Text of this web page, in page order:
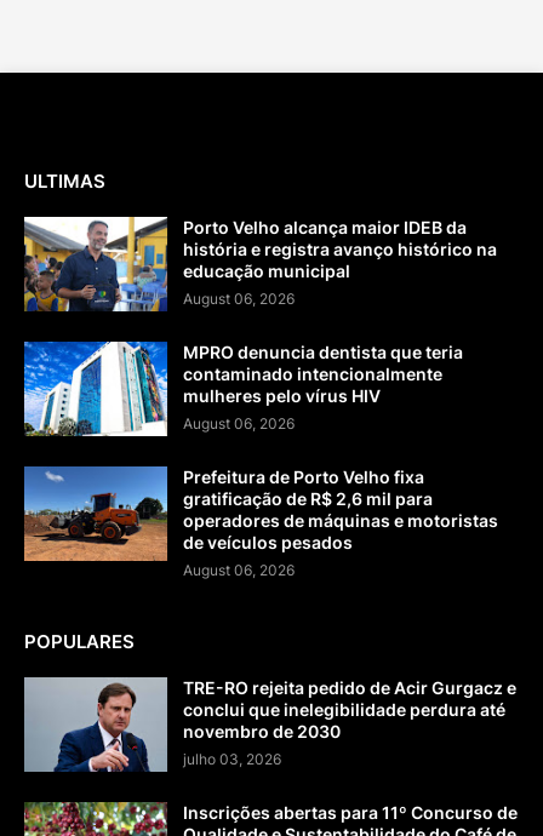
ULTIMAS
Porto Velho alcança maior IDEB da
história e registra avanço histórico na
educação municipal
August 06, 2026
MPRO denuncia dentista que teria
contaminado intencionalmente
mulheres pelo vírus HIV
August 06, 2026
Prefeitura de Porto Velho fixa
gratificação de R$ 2,6 mil para
operadores de máquinas e motoristas
de veículos pesados
August 06, 2026
POPULARES
TRE-RO rejeita pedido de Acir Gurgacz e
conclui que inelegibilidade perdura até
novembro de 2030
julho 03, 2026
Inscrições abertas para 11º Concurso de